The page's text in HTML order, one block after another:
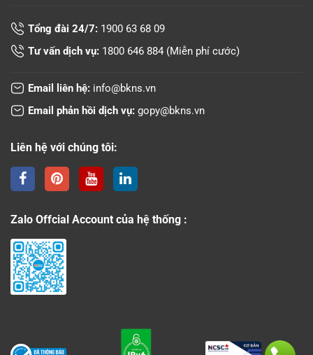
Tổng đài 24/7: 1900 63 68 09
Tư vấn dịch vụ: 1800 646 884 (Miễn phí cước)
Email liên hệ: info@bkns.vn
Email phản hồi dịch vụ: gopy@bkns.vn
Liên hệ với chúng tôi:
Zalo Offcial Account của hệ thống :